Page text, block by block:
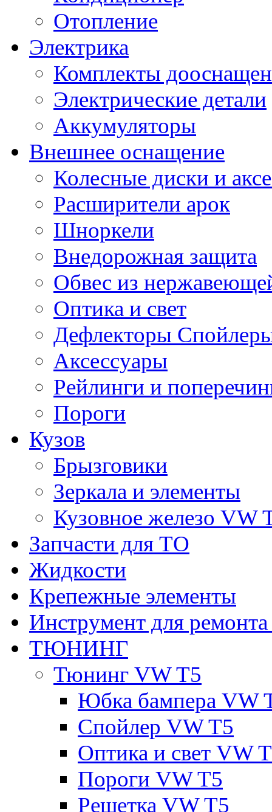
Отопление
Электрика
Комплекты
Электрические детали
Аккумуляторы
Внешнее оснащение
Колесные диски и
Расширители арок
Шноркели
Внедорожная защита
Обвес из
Оптика и свет
Дефлекторы
Аксессуары
Рейлинги и
Пороги
Кузов
Брызговики
Зеркала и элементы
Кузовное железо VW
Запчасти для ТО
Жидкости
Крепежные элементы
Инструмент для
ТЮНИНГ
Тюнинг VW T5
Юбка бампера VW
Спойлер VW T5
Оптика и свет VW
Пороги VW T5
Решетка VW T5